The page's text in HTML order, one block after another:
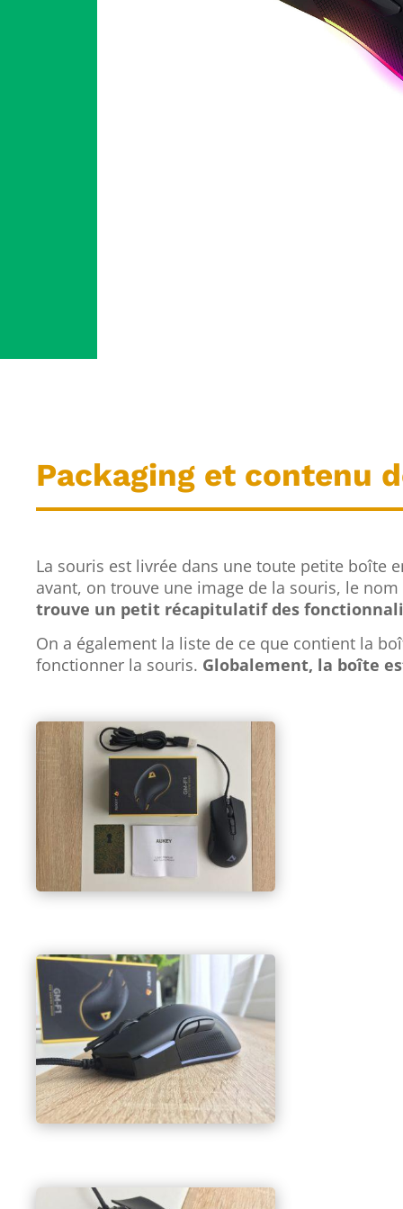
Packaging et contenu
La souris est livrée dans une toute petite boîte
avant, on trouve une image de la souris, le
trouve un petit récapitulatif des
On a également la liste de ce que contient la
fonctionner la souris. Globalement, la boîte